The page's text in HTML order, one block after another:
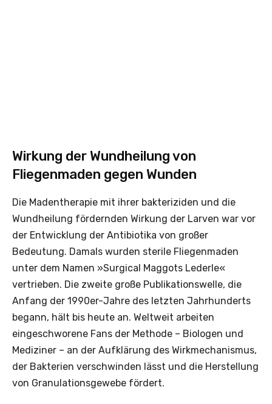
Wirkung der Wundheilung von
Fliegenmaden gegen Wunden
Die Madentherapie mit ihrer bakteriziden und die
Wundheilung fördernden Wirkung der Larven war vor
der Entwicklung der Antibiotika von großer
Bedeutung. Damals wurden sterile Fliegenmaden
unter dem Namen »Surgical Maggots Lederle«
vertrieben. Die zweite große Publikationswelle, die
Anfang der 1990er-Jahre des letzten Jahrhunderts
begann, hält bis heute an. Weltweit arbeiten
eingeschworene Fans der Methode – Biologen und
Mediziner – an der Aufklärung des Wirkmechanismus,
der Bakterien verschwinden lässt und die Herstellung
von Granulationsgewebe fördert.